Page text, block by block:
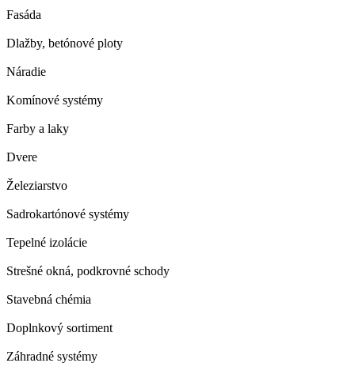
Fasáda
Dlažby, betónové ploty
Náradie
Komínové systémy
Farby a laky
Dvere
Železiarstvo
Sadrokartónové systémy
Tepelné izolácie
Strešné okná, podkrovné schody
Stavebná chémia
Doplnkový sortiment
Záhradné systémy